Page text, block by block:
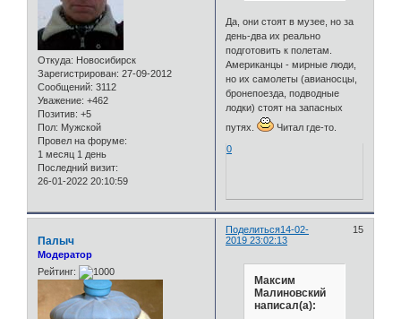
Откуда: Новосибирск
Зарегистрирован: 27-09-2012
Сообщений: 3112
Уважение: +462
Позитив: +5
Пол: Мужской
Провел на форуме:
1 месяц 1 день
Последний визит:
26-01-2022 20:10:59
Да, они стоят в музее, но за
день-два их реально
подготовить к полетам.
Американцы - мирные люди,
но их самолеты (авианосцы,
бронепоезда, подводные
лодки) стоят на запасных
путях.
Читал где-то.
0
Поделиться 15
14-02-
2019 23:02:13
Палыч
Модератор
Рейтинг:
Максим
Малиновский
написал(а):